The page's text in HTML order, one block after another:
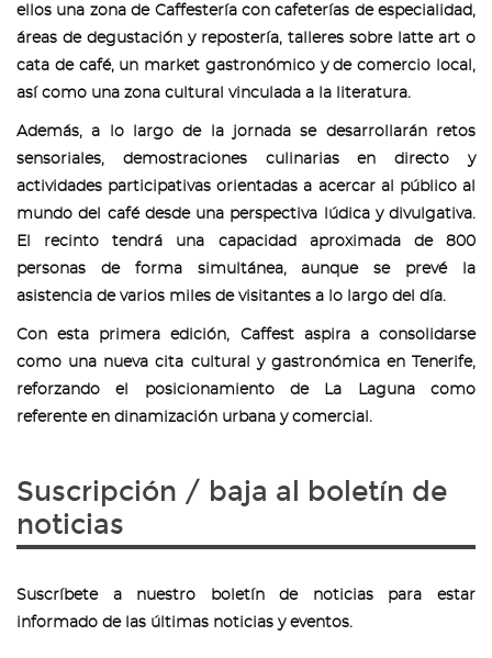
ellos una zona de Caffestería con cafeterías de especialidad,
áreas de degustación y repostería, talleres sobre latte art o
cata de café, un market gastronómico y de comercio local,
así como una zona cultural vinculada a la literatura.
Además, a lo largo de la jornada se desarrollarán retos
sensoriales, demostraciones culinarias en directo y
actividades participativas orientadas a acercar al público al
mundo del café desde una perspectiva lúdica y divulgativa.
El recinto tendrá una capacidad aproximada de 800
personas de forma simultánea, aunque se prevé la
asistencia de varios miles de visitantes a lo largo del día.
Con esta primera edición, Caffest aspira a consolidarse
como una nueva cita cultural y gastronómica en Tenerife,
reforzando el posicionamiento de La Laguna como
referente en dinamización urbana y comercial.
Suscripción / baja al boletín de
noticias
Suscríbete a nuestro boletín de noticias para estar
informado de las últimas noticias y eventos.